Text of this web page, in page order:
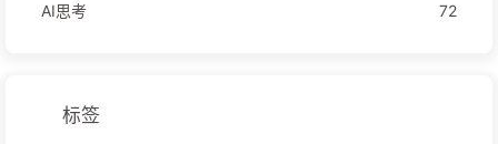
AI思考
72
标签